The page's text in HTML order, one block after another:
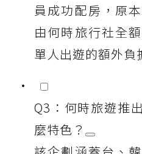
員成功配房，原
由何時旅行社全
單人出遊的額外負
Q3：何時旅遊推
麼特色？